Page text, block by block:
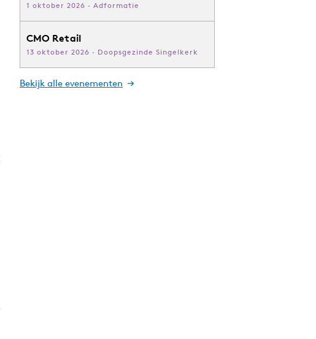
1 oktober 2026 · Adformatie
CMO Retail
13 oktober 2026 · Doopsgezinde Singelkerk
Bekijk alle evenementen